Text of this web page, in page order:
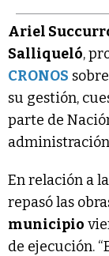
Ariel
Salliqueló,
CRONOS
su gestión,
parte de
En relación a
repasó las
municipio
de ejecución.